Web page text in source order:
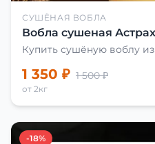
СУШЁНАЯ ВОБЛА
Вобла сушеная
Купить сушёную воблу
1 350 ₽ 1 500 ₽
от 2кг
-18%